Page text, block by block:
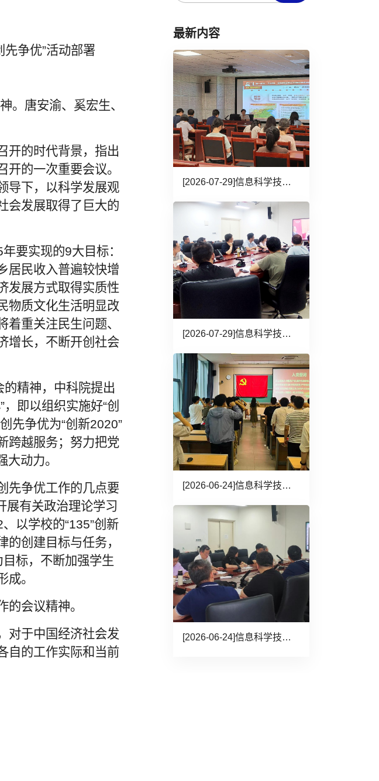
争优”活动部署
。唐安渝、奚宏生、
开的时代背景，指出
的一次重要会议。
导下，以科学发展观
会发展取得了巨大的
要实现的9大目标：
居民收入普遍较快增
发展方式取得实质性
物质文化生活明显改
重关注民生问题、
增长，不断开创社会
的精神，中科院提出
即以组织实施好“创
先争优为“创新2020”
跨越服务；努力把党
动力。
先争优工作的几点要
展有关政治理论学习
以学校的“135”创新
创建目标与任务，
标，不断加强学生
。
会议精神。
对于中国经济社会发
自的工作实际和当前
最新内容
[2026-07-29]信息科学技术学院党员领导班子深入各基层党支部讲授树立和践行正...
[2026-07-29]信息科学技术学院召开党委理论学习中心组学习暨纪检委员例会
[2026-06-24]信息科学技术学院召开2026年度“两优一先”表彰、新发展党员入党...
[2026-06-24]信息科学技术学院党委理论学习中心组召开2026年度第五次集体学习...